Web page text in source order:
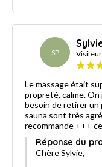
SP Visiteur
Le massage était
propreté, calme.
besoin de retirer un
sauna sont très
recommande +++
Réponse du
Chère Sylvie,